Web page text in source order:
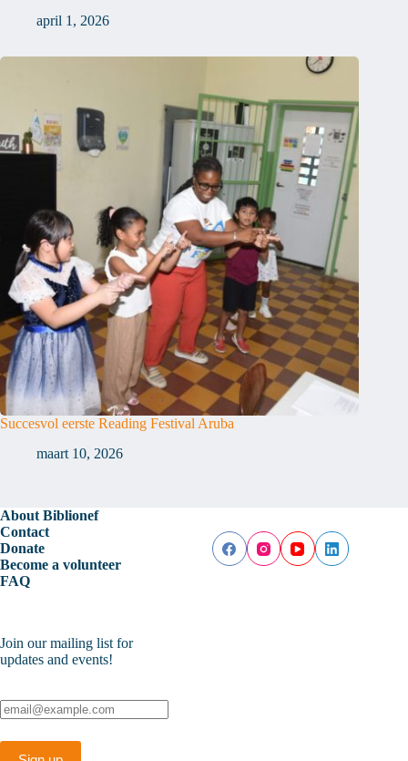
april 1, 2026
Succesvol eerste Reading Festival Aruba
maart 10, 2026
About Biblionef
Contact
Donate
Become a volunteer
FAQ
Join our mailing list for
updates and events!